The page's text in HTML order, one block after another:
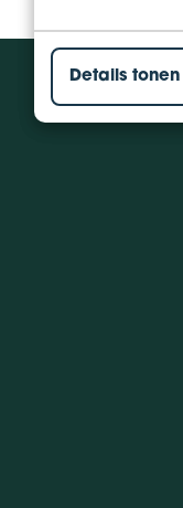
Details tonen